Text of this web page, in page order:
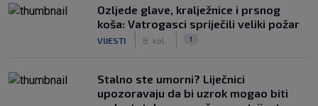
Ozljede glave, kralježnice i prsnog
koša: Vatrogasci spriječili veliki požar
VIJESTI 8. kol. 1
Stalno ste umorni? Liječnici
upozoravaju da bi uzrok mogao biti